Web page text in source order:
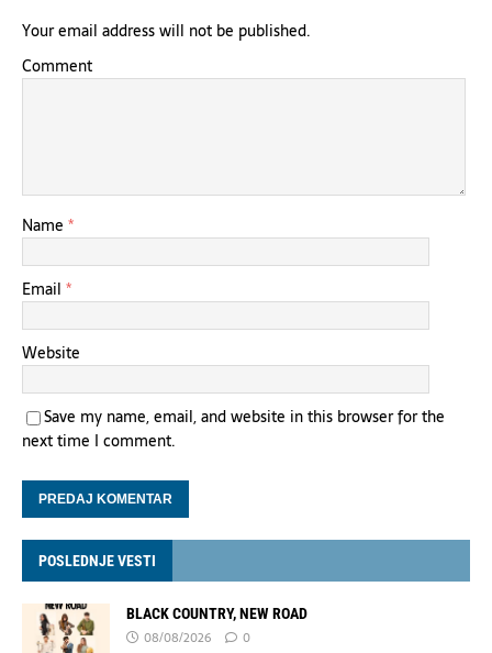
Your email address will not be published.
Comment
Name *
Email *
Website
Save my name, email, and website in this browser for the
next time I comment.
POSLEDNJE VESTI
BLACK COUNTRY, NEW ROAD
08/08/2026 0